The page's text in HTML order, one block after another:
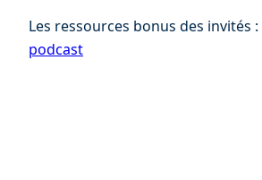
Les ressources bonus des invités :
podcast⁠